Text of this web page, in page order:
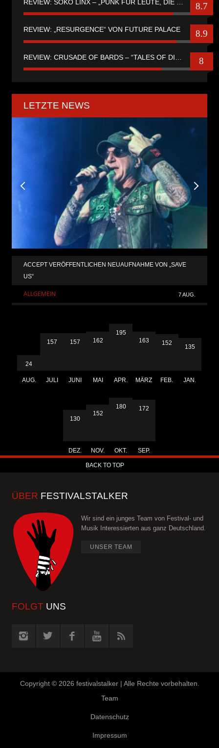
8.7
REVIEW: „RESURGENCE“ VON FUTURE PALACE 8.9
8
LETZTE NEWS
ACCEPT VERÖFFENTLICHEN NEUAUFNAHME VON „SAVE
US“
ALLGEMEIN 7 AUG.
24
AUG.
157
JULI
157
JUNI
162
MAI
195
APR.
163
MÄRZ
152
FEB.
135
JAN.
130
DEZ.
152
NOV.
180
OKT.
172
SEP.
BACK TO TOP
ÜBER FESTIVALSTALKER
Wir sind ein junges Team von Festival- und
Musik Interessierten aus ganz Deutschland.
UNSER TEAM
FOLGT UNS
Copyright © 2026 festivalstalker | Alle Rechte vorbehalten.
Team
Datenschutz
Impressum